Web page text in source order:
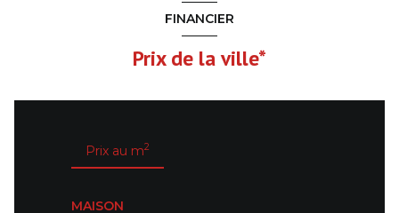
FINANCIER
Prix de la ville*
Prix au m2
MAISON